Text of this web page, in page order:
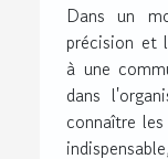
Dans un
précision et
à une
dans
connaître